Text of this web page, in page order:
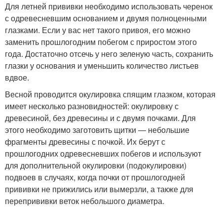
Для летней прививки необходимо использовать черенок
с одревесневшим основанием и двумя полноценными
глазками. Если у вас нет такого привоя, его можно
заменить прошлогодним побегом с приростом этого
года. Достаточно отсечь у него зеленую часть, сохранить
глазки у основания и уменьшить количество листьев
вдвое.
Весной проводится окулировка спящим глазком, которая
имеет несколько разновидностей: окулировку с
древесиной, без древесины и с двумя почками. Для
этого необходимо заготовить щитки — небольшие
фрагменты древесины с почкой. Их берут с
прошлогодних одревесневших побегов и используют
для дополнительной окулировки (подокулировки)
подвоев в случаях, когда почки от прошлогодней
прививки не прижились или вымерзли, а также для
перепрививки веток небольшого диаметра.